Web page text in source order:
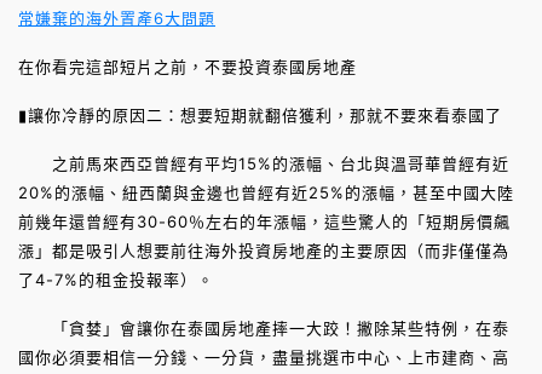
常嫌棄的海外置產6大問題
在你看完這部短片之前，不要投資泰國房地產
▮讓你冷靜的原因二：想要短期就翻倍獲利，那就不要來看泰國了
之前馬來西亞曾經有平均15%的漲幅、台北與溫哥華曾經有近
20%的漲幅、紐西蘭與金邊也曾經有近25%的漲幅，甚至中國大陸
前幾年還曾經有30-60％左右的年漲幅，這些驚人的「短期房價飆
漲」都是吸引人想要前往海外投資房地產的主要原因（而非僅僅為
了4-7%的租金投報率）。
「貪婪」會讓你在泰國房地產摔一大跤！撇除某些特例，在泰
國你必須要相信一分錢、一分貨，盡量挑選市中心、上市建商、高